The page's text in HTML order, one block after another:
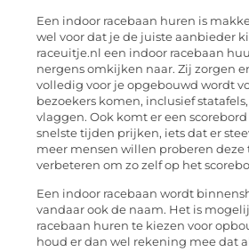
Een indoor racebaan huren is
wel voor dat je de juiste aanbieder
raceuitje.nl een indoor racebaan
nergens omkijken naar. Zij zorgen
volledig voor je opgebouwd wordt
bezoekers komen, inclusief
vlaggen. Ook komt er een
snelste tijden prijken, iets dat er
meer mensen willen proberen deze
verbeteren om zo zelf op het
Een indoor racebaan wordt
vandaar ook de naam. Het is
racebaan huren te kiezen voor
houd er dan wel rekening mee dat